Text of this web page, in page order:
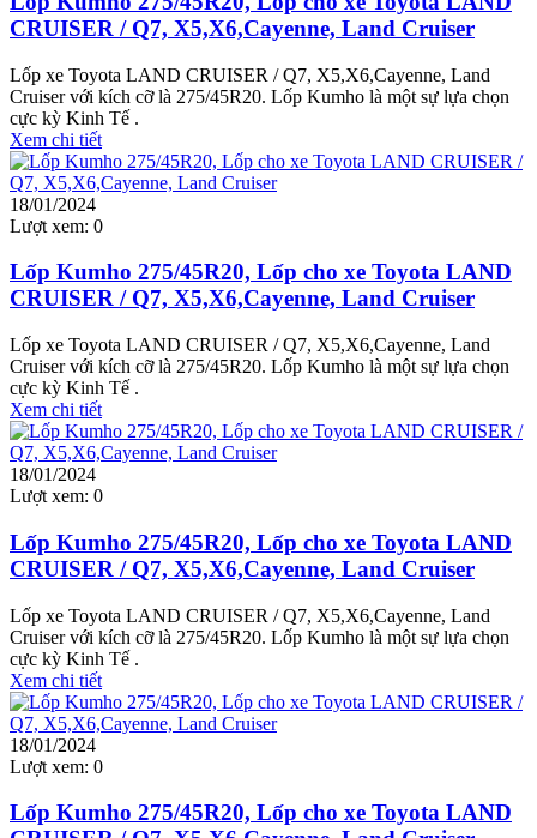
CRUISER / Q7, X5,X6,Cayenne, Land Cruiser
Lốp xe Toyota LAND CRUISER / Q7, X5,X6,Cayenne, Land
Cruiser với kích cỡ là 275/45R20. Lốp Kumho là một sự lựa chọn
cực kỳ Kinh Tế .
Xem chi tiết
18/01/2024
Lượt xem: 0
Lốp Kumho 275/45R20, Lốp cho xe Toyota LAND
CRUISER / Q7, X5,X6,Cayenne, Land Cruiser
Lốp xe Toyota LAND CRUISER / Q7, X5,X6,Cayenne, Land
Cruiser với kích cỡ là 275/45R20. Lốp Kumho là một sự lựa chọn
cực kỳ Kinh Tế .
Xem chi tiết
18/01/2024
Lượt xem: 0
Lốp Kumho 275/45R20, Lốp cho xe Toyota LAND
CRUISER / Q7, X5,X6,Cayenne, Land Cruiser
Lốp xe Toyota LAND CRUISER / Q7, X5,X6,Cayenne, Land
Cruiser với kích cỡ là 275/45R20. Lốp Kumho là một sự lựa chọn
cực kỳ Kinh Tế .
Xem chi tiết
18/01/2024
Lượt xem: 0
Lốp Kumho 275/45R20, Lốp cho xe Toyota LAND